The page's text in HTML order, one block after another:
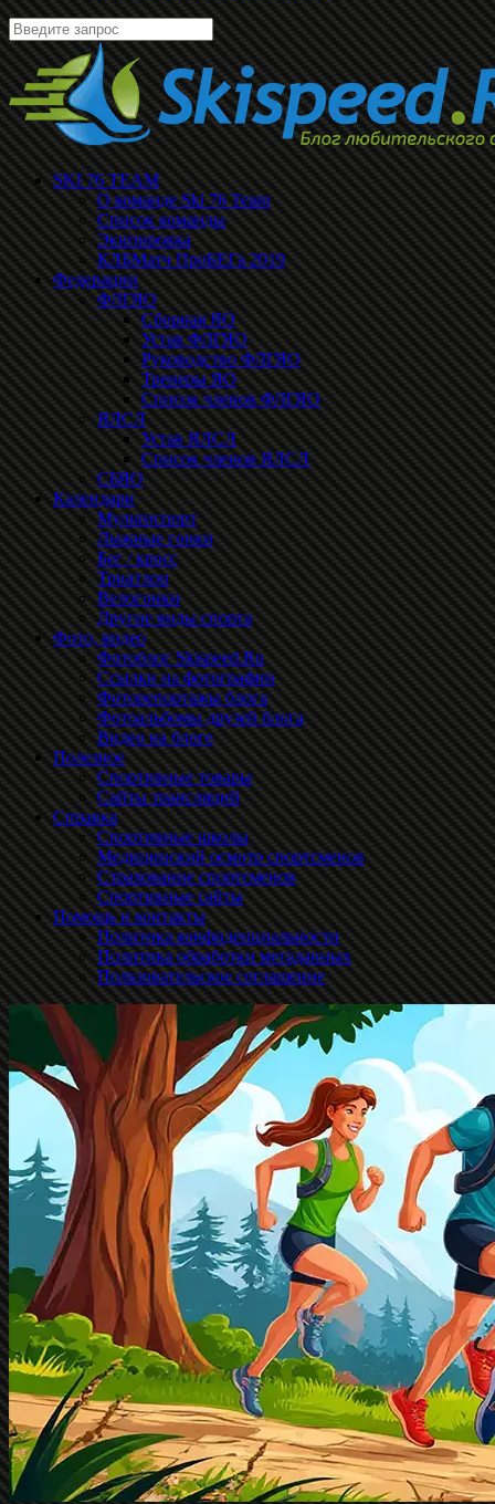
SKI 76 TEAM
О команде Ski 76 Team
Список команды
Экипировка
КЛБМатч ПроБЕГа 2019
Федерации
ФЛГЯО
Сборная ЯО
Устав ФЛГЯО
Руководство ФЛГЯО
Тренеры ЯО
Список членов ФЛГЯО
ЯЛСЛ
Устав ЯЛСЛ
Список членов ЯЛСЛ
СБЯО
Календари
Мультиспорт
Лыжные гонки
Бег / кросс
Триатлон
Велогонки
Другие виды спорта
Фото, видео
Фотоблог Skispeed.Ru
Ссылки на фотографии
Фоторепортажы блога
Фотоальбомы друзей блога
Видео на блоге
Полезное
Спортивные товары
Сайты трансляций
Справка
Спортивные школы
Медицинский осмотр спортсменов
Страхование спортсменов
Спортивные сайты
Помощь и контакты
Политика конфиденциальности
Политика обработки метаданных
Пользовательское соглашение